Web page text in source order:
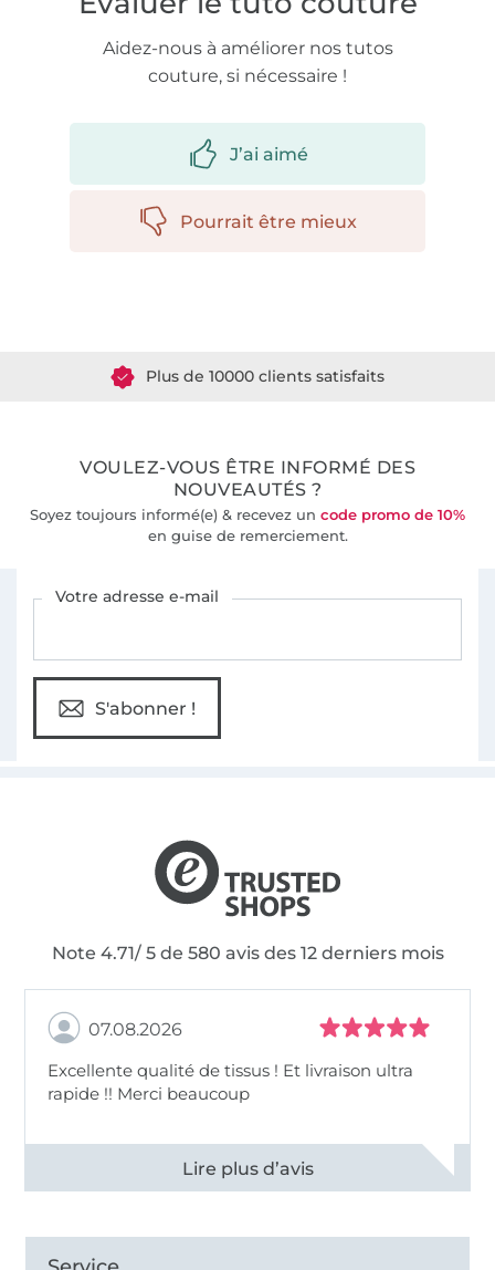
Aidez-nous à améliorer nos tutos
couture, si nécessaire !
J’ai aimé
Pourrait être mieux
Plus de 10000 clients satisfaits
VOULEZ-VOUS ÊTRE INFORMÉ DES
NOUVEAUTÉS ?
Soyez toujours informé(e) & recevez un code promo de 10%
en guise de remerciement.
Votre adresse e-mail
S'abonner !
Note 4.71/ 5 de 580 avis des 12 derniers mois
07.08.2026
Excellente qualité de tissus ! Et livraison ultra
rapide !! Merci beaucoup
Voir tous les 11497 commentaires